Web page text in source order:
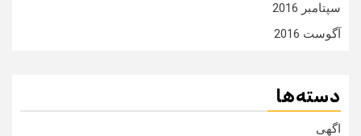
سپتامبر 2016
آگوست 2016
دسته‌ها
اگهی